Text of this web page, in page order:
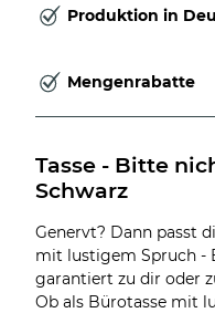
Produktion in
Mengenrabatte
Tasse - Bitte
Schwarz
Genervt? Dann passt
mit lustigem Spruch -
garantiert zu dir oder
Ob als Bürotasse mit